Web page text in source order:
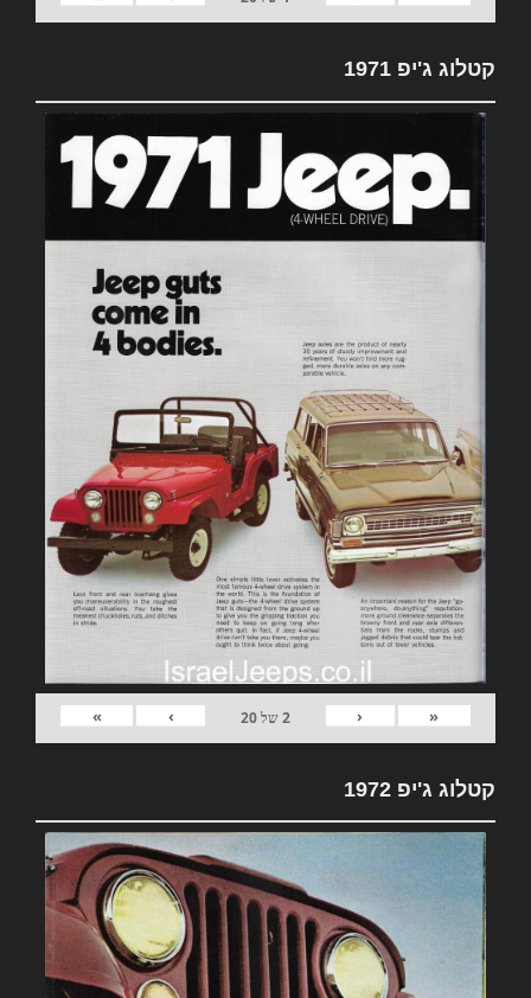
קטלוג ג'יפ 1971
«
‹
2של20
›
»
קטלוג ג'יפ 1972